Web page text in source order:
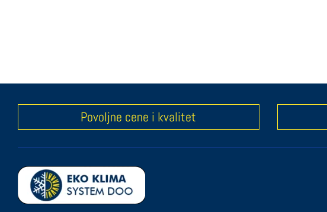
Povoljne cene i kvalitet